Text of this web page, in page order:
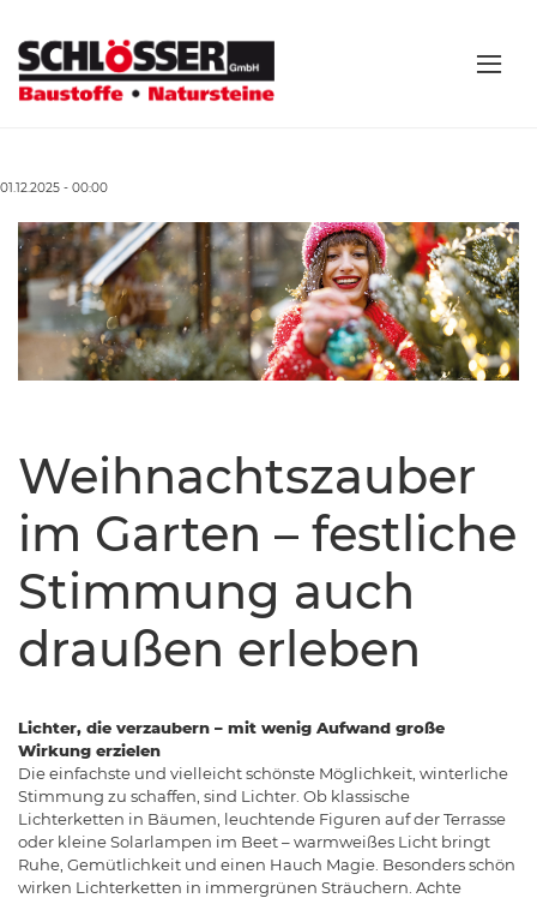
01.12.2025 - 00:00
Weihnachtszauber
im Garten – festliche
Stimmung auch
draußen erleben
Lichter, die verzaubern – mit wenig Aufwand große
Wirkung erzielen
Die einfachste und vielleicht schönste Möglichkeit, winterliche
Stimmung zu schaffen, sind Lichter. Ob klassische
Lichterketten in Bäumen, leuchtende Figuren auf der Terrasse
oder kleine Solarlampen im Beet – warmweißes Licht bringt
Ruhe, Gemütlichkeit und einen Hauch Magie. Besonders schön
wirken Lichterketten in immergrünen Sträuchern. Achte